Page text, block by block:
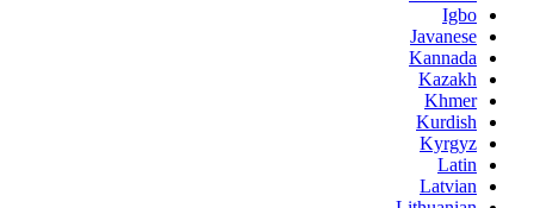
Igbo
Javanese
Kannada
Kazakh
Khmer
Kurdish
Kyrgyz
Latin
Latvian